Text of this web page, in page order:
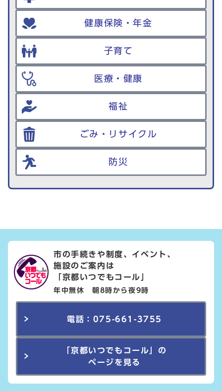
健康保険・年金
子育て
医療・健康
福祉
ごみ・リサイクル
防災
市の手続きや制度、イベント、
施設のご案内は
「京都いつでもコール」
年中無休 朝8時から夜9時
電話：075-661-3755
「京都いつでもコール」の
ページを見る